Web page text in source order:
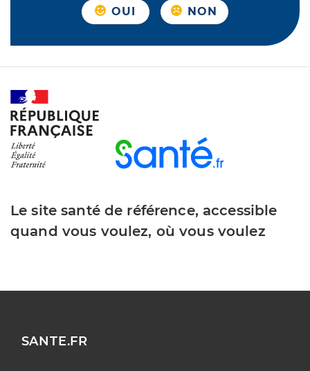
OUI NON
Le site santé de référence, accessible
quand vous voulez, où vous voulez
SANTE.FR